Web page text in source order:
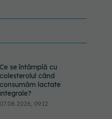
Ce se întâmplă cu
colesterolul când
consumăm lactate
integrale?
07.08.2026, 09:12